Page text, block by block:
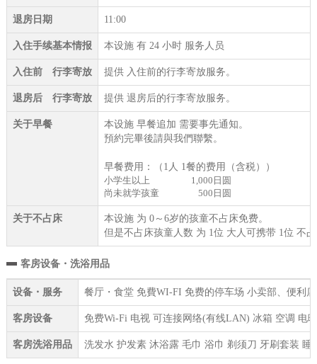
退房日期 11:00
入住手续基本情报 本设施 有 24 小时 服务人员
入住前 行李寄放 提供 入住前的行李寄放服务。
退房后 行李寄放 提供 退房后的行李寄放服务。
关于早餐
本设施 早餐追加 需要事先通知。
預約完畢後請與我們聯繫。
早餐费用：（1人 1餐的费用（含税））
小学生以上
1,000日圆
尚未就学孩童
500日圆
关于不占床
本设施 为 0～6岁的孩童不占床免费。
但是不占床孩童人数 为 1位 大人可携带 1位 不
客房设备・洗浴用品
设备・服务 餐厅・食堂 免費WI-FI 免费的停车场 小卖部、便利
客房设备 免费Wi-Fi 电视 可连接网络(有线LAN) 冰箱 空调 电
客房洗浴用品 洗发水 护发素 沐浴露 毛巾 浴巾 剃须刀 牙刷套装 睡